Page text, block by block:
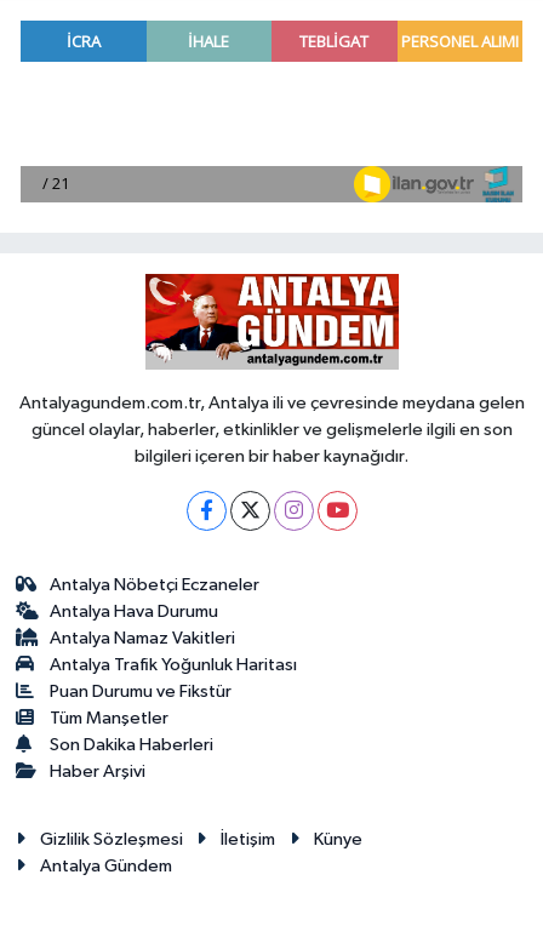
Antalyagundem.com.tr, Antalya ili ve çevresinde meydana gelen
güncel olaylar, haberler, etkinlikler ve gelişmelerle ilgili en son
bilgileri içeren bir haber kaynağıdır.
Antalya Nöbetçi Eczaneler
Antalya Hava Durumu
Antalya Namaz Vakitleri
Antalya Trafik Yoğunluk Haritası
Puan Durumu ve Fikstür
Tüm Manşetler
Son Dakika Haberleri
Haber Arşivi
Gizlilik Sözleşmesi İletişim
Künye
Antalya Gündem